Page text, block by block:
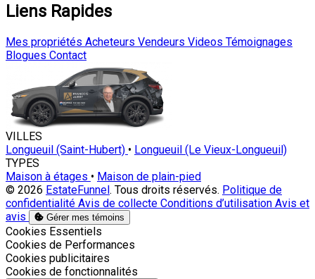
Liens Rapides
Mes propriétés Acheteurs Vendeurs Videos Témoignages
Blogues Contact
VILLES
Longueuil (Saint-Hubert) • Longueuil (Le Vieux-Longueuil)
TYPES
Maison à étages • Maison de plain-pied
© 2026 EstateFunnel. Tous droits réservés. Politique de
confidentialité Avis de collecte Conditions d’utilisation Avis et
avis
Gérer mes témoins
Activer
Cookies Essentiels
Activer
Cookies de Performances
Activer
Cookies publicitaires
Activer
Cookies de fonctionnalités